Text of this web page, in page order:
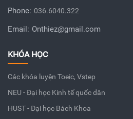
Phone: 036.6040.322
Email: Onthiez@gmail.com
KHÓA HỌC
Các khóa luyện Toeic, Vstep
NEU - Đại học Kinh tế quốc dân
HUST - Đại học Bách Khoa